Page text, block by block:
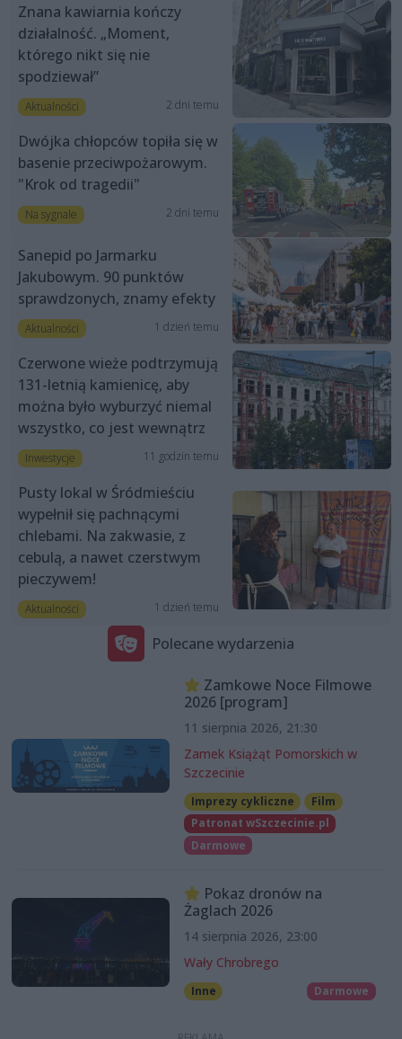
Znana kawiarnia kończy
działalność. „Moment,
którego nikt się nie
spodziewał”
Aktualności 2 dni temu
Dwójka chłopców topiła się w
basenie przeciwpożarowym.
"Krok od tragedii"
Na sygnale 2 dni temu
Sanepid po Jarmarku
Jakubowym. 90 punktów
sprawdzonych, znamy efekty
Aktualności 1 dzień temu
Czerwone wieże podtrzymują
131-letnią kamienicę, aby
można było wyburzyć niemal
wszystko, co jest wewnątrz
Inwestycje 11 godzin temu
Pusty lokal w Śródmieściu
wypełnił się pachnącymi
chlebami. Na zakwasie, z
cebulą, a nawet czerstwym
pieczywem!
Aktualności 1 dzień temu
Polecane wydarzenia
Zamkowe Noce Filmowe
2026 [program]
11 sierpnia 2026, 21:30
Zamek Książąt Pomorskich w
Szczecinie
Imprezy cykliczne
Film
Patronat wSzczecinie.pl
Darmowe
Pokaz dronów na
Żaglach 2026
14 sierpnia 2026, 23:00
Wały Chrobrego
Inne Darmowe